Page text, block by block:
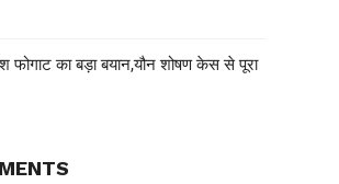
फोगाट का बड़ा बयान,यौन शोषण केस से पूरा